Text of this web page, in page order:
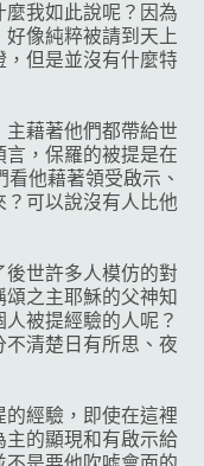
我如此說呢？因為
像純粹被請到天上
但是並沒有什麼特
藉著他們都帶給世
言，保羅的被提是在
他藉著領受啟示、
可以說沒有人比他
世許多人模仿的對
之主耶穌的父神知
被提經驗的人呢？
清楚日有所思、夜
經驗，即使在這裡
主的顯現和有啟示給